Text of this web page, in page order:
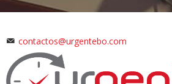
contactos@urgentebo.com